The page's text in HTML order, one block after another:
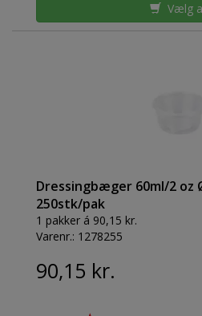
Vælg
Dressingbæger 60ml/2 oz
250stk/pak
1 pakker á 90,15 kr.
Varenr.: 1278255
90,15 kr.